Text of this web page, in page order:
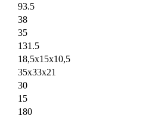
93.5
38
35
131.5
18,5х15х10,5
35х33х21
30
15
180